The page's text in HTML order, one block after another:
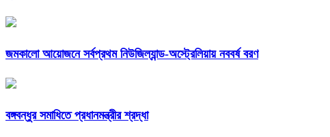
জমকালো আয়োজনে সর্বপ্রথম নিউজিল্যান্ড-অস্ট্রেলিয়ায় নববর্ষ বরণ
বঙ্গবন্ধুর সমাধিতে প্রধানমন্ত্রীর শ্রদ্ধা